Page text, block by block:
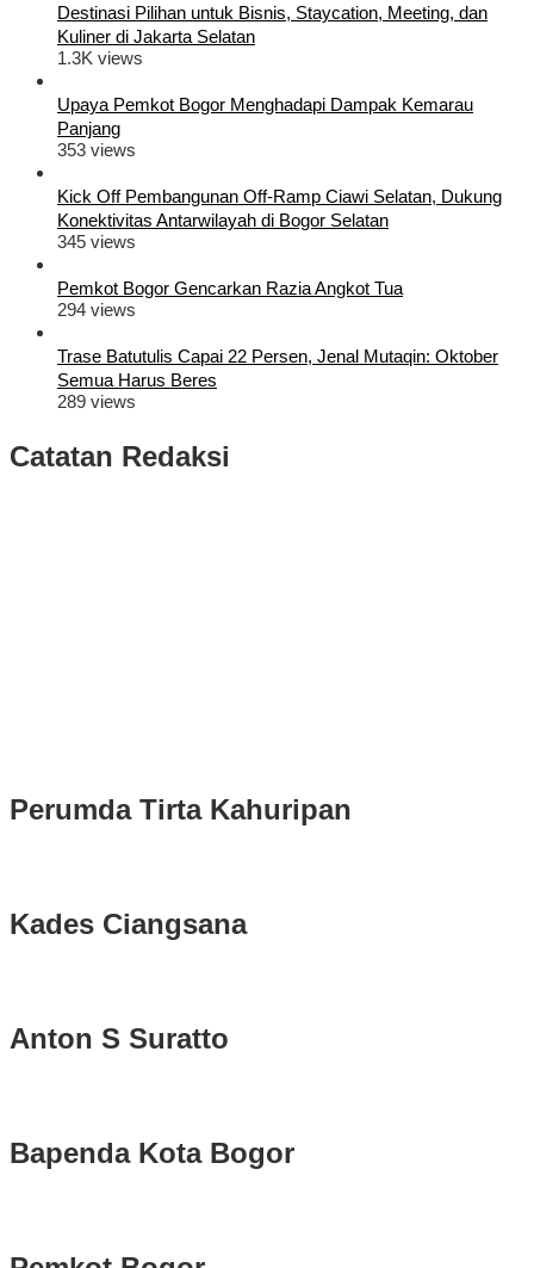
Destinasi Pilihan untuk Bisnis, Staycation, Meeting, dan
Kuliner di Jakarta Selatan
1.3K views
Upaya Pemkot Bogor Menghadapi Dampak Kemarau
Panjang
353 views
Kick Off Pembangunan Off-Ramp Ciawi Selatan, Dukung
Konektivitas Antarwilayah di Bogor Selatan
345 views
Pemkot Bogor Gencarkan Razia Angkot Tua
294 views
Trase Batutulis Capai 22 Persen, Jenal Mutaqin: Oktober
Semua Harus Beres
289 views
Catatan Redaksi
Perumda Tirta Kahuripan
Kades Ciangsana
Anton S Suratto
Bapenda Kota Bogor